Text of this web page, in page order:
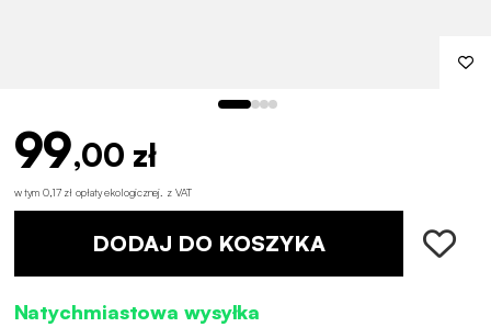
99,00 zł
w tym 0,17 zł opłaty ekologicznej z VAT
DODAJ DO KOSZYKA
Natychmiastowa wysyłka